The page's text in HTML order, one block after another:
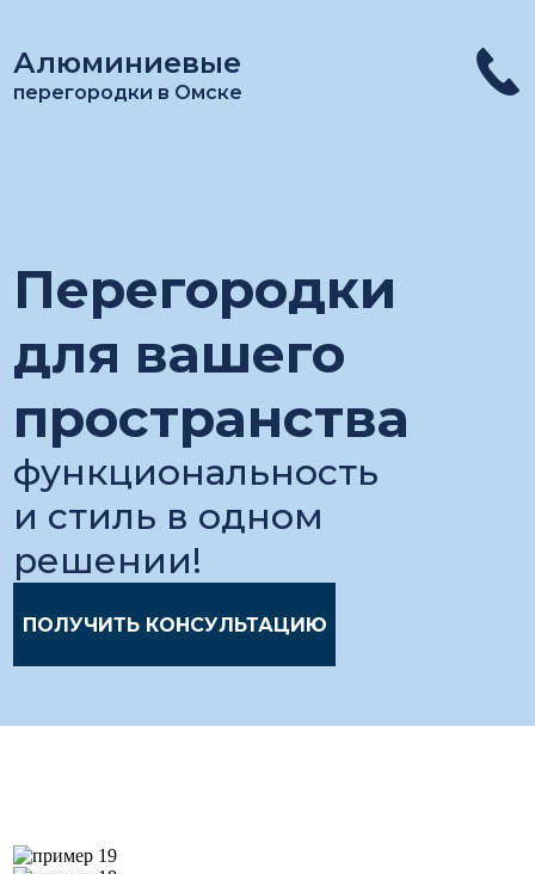
Алюминиевые
перегородки в Омске
Перегородки
для вашего
пространства
функциональность
и стиль в одном
решении!
ПОЛУЧИТЬ КОНСУЛЬТАЦИЮ